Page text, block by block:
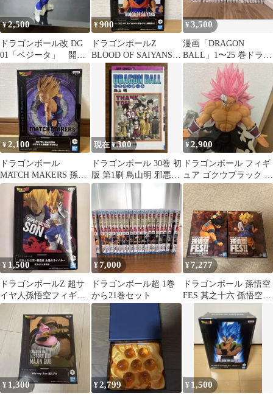
¥2,500
ドラゴンボール改 DG
01「ベジータ」 開封
品 HG
¥900
ドラゴンボールZ
BLOOD OF SAIYANS
超サイヤ人孫悟空-II
¥3,500
漫画「DRAGON
BALL」1〜25 巻ドラゴ
ンボール
¥2,100
ドラゴンボール
MATCH MAKERS 孫悟
飯 フィギュア
現在 ¥300
ドラゴンボール 30巻 初
版 第1刷 鳥山明 邪悪な
予感
¥2,900
ドラゴンボール フィギ
ュア ゴクウブラック ロ
ゼ
¥ 1,500
ドラゴンボールZ 超サ
イヤ人孫悟空フィギュ
ア
¥7,000
ドラゴンボール超 1巻
から21巻セット
¥7,277
ドラゴンボール 孫悟空
FES 其之十六 孫悟空
¥ 1,300 ¥2,799 ¥ 1,500